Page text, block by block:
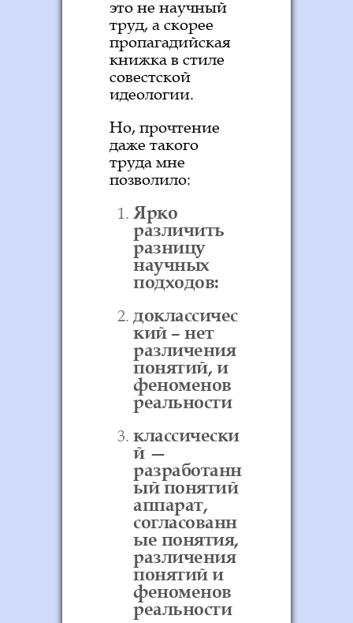
это не научный
труд, а скорее
пропагадийская
книжка в стиле
совестской
идеологии.
Но, прочтение
даже такого
труда мне
позволило:
Ярко
различить
разницу
научных
подходов:
доклассичес
кий – нет
различения
понятий, и
феноменов
реальности
классически
й —
разработанн
ый понятий
аппарат,
согласованн
ые понятия,
различения
понятий и
феноменов
реальности